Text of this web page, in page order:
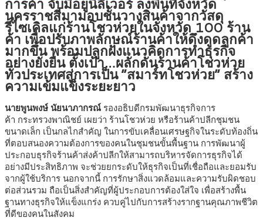
นครราชสีมามอบชั้นวางสินค้าจากวัสดุ
รีไซเคิลแก่ร้านโชวห่วยในจังหวัด 100 ร้าน
ค้า เพื่อปรับภาพลักษณ์ร้านค้าให้ดึงดูดลูกค้า
มากขึ้น พร้อมปลูกฝังแนวคิดการทำธุรกิจ
อย่างยั่งยืน ตั้งเป้า…ผลักดันร้านค้าโชวห่วย
ทั่วประเทศสู่การเป็น “สมาร์ทโชวห่วย” สร้าง
ความเข้มแข็งระยะยาว
นายพูนพงษ์ นัยนาภากรณ์ รองอธิบดีกรมพัฒนาธุรกิจการ
ค้า กระทรวงพาณิชย์ เผยว่า ร้านโชวห่วย หรือร้านค้าปลีกชุมชน
ขนาดเล็ก เป็นกลไกสำคัญ ในการขับเคลื่อนเศรษฐกิจในระดับท้องถิ่น
ที่ตอบสนองความต้องการของคนในชุมชนขั้นพื้นฐาน การพัฒนาผู้
ประกอบธุรกิจร้านค้าส่งค้าปลีกให้สามารถบริหารจัดการธุรกิจได้
อย่างมีประสิทธิภาพ จะช่วยยกระดับให้ธุรกิจเป็นที่เชื่อถือและยอมรับ
จากผู้ใช้บริการ นอกจากนี้ การรักษาสิ่งแวดล้อมและความรับผิดชอบ
ต่อส่วนรวม ถือเป็นสิ่งสำคัญที่ผู้ประกอบการต้องใส่ใจ เพื่อสร้างพื้น
ฐานทางธุรกิจให้แข็งแกร่ง ควบคู่ไปกับการสร้างรากฐานคุณภาพชีวิต
ที่ดีของคนในสังคม